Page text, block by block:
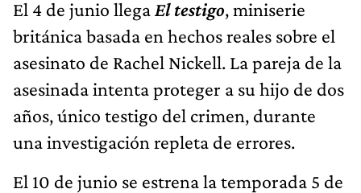
El 4 de junio llegaEl testigo, miniserie
británica basada en hechos reales sobre el
asesinato de Rachel Nickell. La pareja de la
asesinada intenta proteger a su hijo de dos
años, único testigo del crimen, durante
una investigación repleta de errores.
El 10 de junio se estrena la temporada 5 de